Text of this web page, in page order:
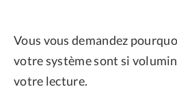
Vous vous demandez
votre système sont si
votre lecture.